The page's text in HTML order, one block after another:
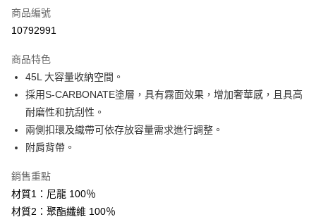
街口支付
Google Pay
全盈+PAY
AFTEE先享後付
相關說明
【關於「AFTEE先享後付」】
便利好安心！
１．簡單：不需註冊會員、不需綁卡、不需儲值。
２．便利：只要手機號碼，簡訊認證，即可結帳。
３．安心：先確認商品／服務後，再付款。
運送方式
商品編號
10792991
商品特色
45L 大容量收納空間。
採用S-CARBONATE塗層，具有霧面效果，增加奢華感，且具高
耐磨性和抗刮性。
兩側扣環及織帶可依存放容量需求進行調整。
附肩背帶。
銷售重點
材質1：尼龍 100％
材質2：聚酯纖維 100％